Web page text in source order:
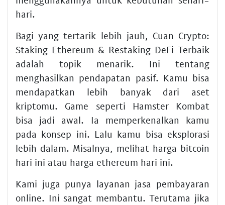
hari.
Bagi yang tertarik lebih jauh, Cuan Crypto:
Staking Ethereum & Restaking DeFi Terbaik
adalah topik menarik. Ini tentang
menghasilkan pendapatan pasif. Kamu bisa
mendapatkan lebih banyak dari aset
kriptomu. Game seperti Hamster Kombat
bisa jadi awal. Ia memperkenalkan kamu
pada konsep ini. Lalu kamu bisa eksplorasi
lebih dalam. Misalnya, melihat harga bitcoin
hari ini atau harga ethereum hari ini.
Kami juga punya layanan jasa pembayaran
online. Ini sangat membantu. Terutama jika